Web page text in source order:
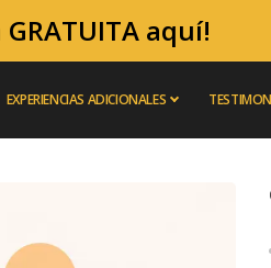
aquí!
EXPERIENCIAS ADICIONALES